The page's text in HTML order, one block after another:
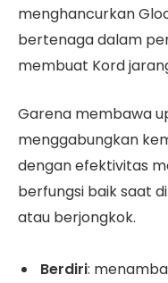
menghancurkan
bertenaga dalam
membuat Kord
Garena membawa
menggabungkan
dengan efektivitas
berfungsi baik saat
atau berjongkok.
Berdiri: